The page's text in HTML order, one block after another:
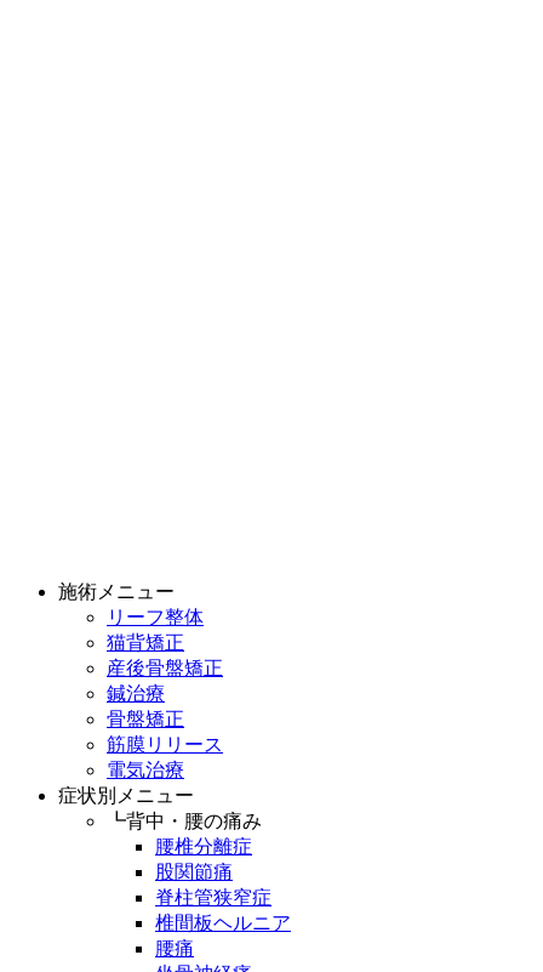
施術メニュー
リーフ整体
猫背矯正
産後骨盤矯正
鍼治療
骨盤矯正
筋膜リリース
電気治療
症状別メニュー
┗背中・腰の痛み
腰椎分離症
股関節痛
脊柱管狭窄症
椎間板ヘルニア
腰痛